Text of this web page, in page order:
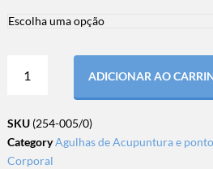
ADICIONAR AO
SKU (254-005/0)
CategoryAgulhas de Acupuntura e
Corporal